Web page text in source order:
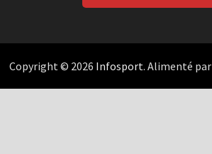
Copyright © 2026 Infosport. Alimenté par